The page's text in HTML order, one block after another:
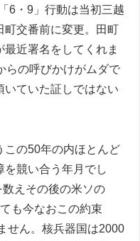
6・9」行動は当初三越
町交番前に変更。田町
近署名をしてくれま
らの呼びかけがムダで
いていた証しではない
この50年の内ほとんど
競い合う年月でし
えその後の米ソの
も今なおこの約束
せん。核兵器国は2000